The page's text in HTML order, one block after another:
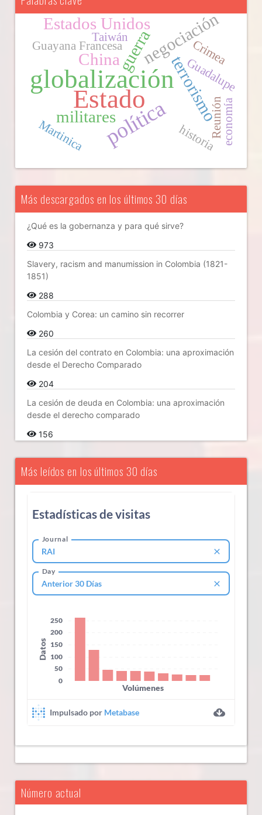
globalización
Estado
política
guerra
terrorismo
Estados Unidosnegociación
militares
China Guadalupe
Martinica
Guayana Francesa
Reunióneconomía
historia
Taiwán
Crimea
Más descargados en los últimos 30 días
¿Qué es la gobernanza y para qué sirve?
973
Slavery, racism and manumission in Colombia (1821-
1851)
288
Colombia y Corea: un camino sin recorrer
260
La cesión del contrato en Colombia: una aproximación
desde el Derecho Comparado
204
La cesión de deuda en Colombia: una aproximación
desde el derecho comparado
156
Más leídos en los últimos 30 días
Número actual